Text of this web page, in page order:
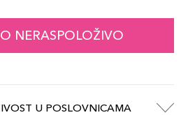
NERASPOLOŽIVO
U POSLOVNICAMA